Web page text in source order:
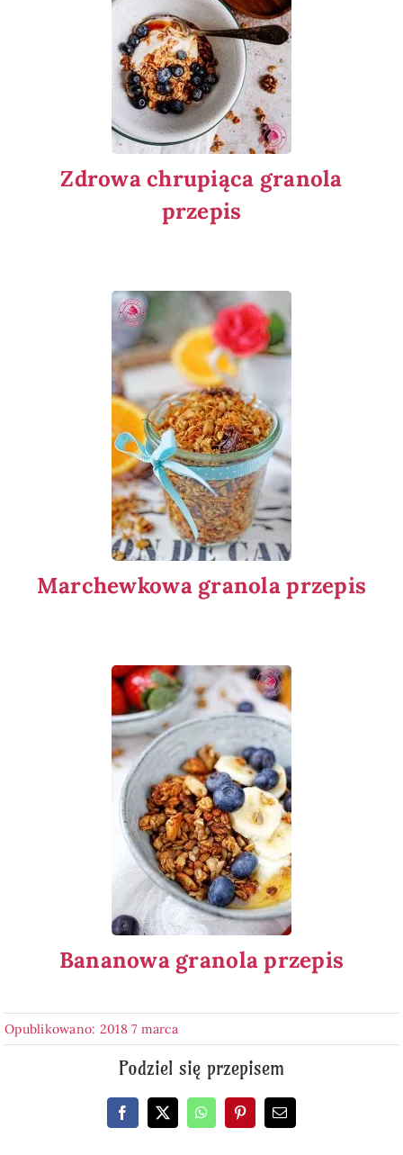
Zdrowa chrupiąca granola
przepis
Marchewkowa granola przepis
Bananowa granola przepis
Opublikowano: 2018 7 marca
Podziel się przepisem